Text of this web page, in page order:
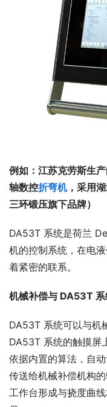
例如：江苏克劳斯生
轴数控折弯机，采用
三环锻压旗下品牌）
DA53T 系统是荷兰
机的控制系统，在电
着紧密的联系。
机械补偿与 DA53T
DA53T 系统可以与机
DA53T 系统的触摸屏
依据内置的算法，自
传送给机械补偿机构
工作台形成与挠度曲